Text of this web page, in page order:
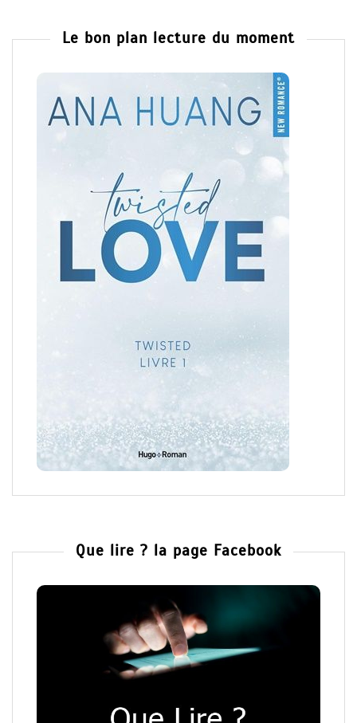
Le bon plan lecture du moment
Que lire ? la page Facebook